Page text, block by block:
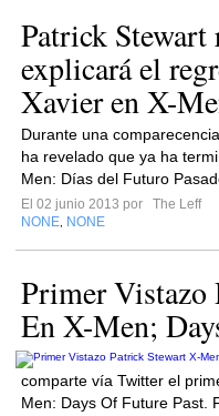
Patrick Stewart
explicará el
Xavier en X-
Durante una
ha revelado que ya ha
Men: Días del Futuro
El 02 junio 2013 por
The Leff
NONE NONE
Primer Vistazo
En X-Men;
comparte vía Twitter el
Men: Days Of Future Past.